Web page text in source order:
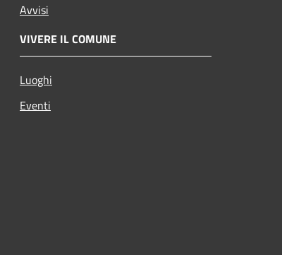
Avvisi
VIVERE IL COMUNE
Luoghi
Eventi